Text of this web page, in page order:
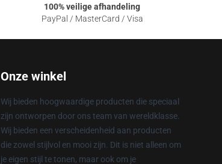
100% veilige afhandeling
PayPal / MasterCard / Visa
Onze winkel
Wij bieden hoogwaardige producten die speciaal
zijn ontworpen door ons team van wereldklasse.
Wij bieden een verscheidenheid aan producten
die zowel stijlvol en mooi zijn. Dit is niet alleen om
je eigen stijl te tonen, maar ook om je